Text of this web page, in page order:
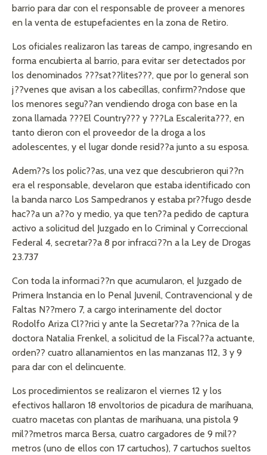
barrio para dar con el responsable de proveer a menores
en la venta de estupefacientes en la zona de Retiro.
Los oficiales realizaron las tareas de campo, ingresando en
forma encubierta al barrio, para evitar ser detectados por
los denominados ???sat??lites???, que por lo general son
j??venes que avisan a los cabecillas, confirm??ndose que
los menores segu??an vendiendo droga con base en la
zona llamada ???El Country??? y ???La Escalerita???, en
tanto dieron con el proveedor de la droga a los
adolescentes, y el lugar donde resid??a junto a su esposa.
Adem??s los polic??as, una vez que descubrieron qui??n
era el responsable, develaron que estaba identificado con
la banda narco Los Sampedranos y estaba pr??fugo desde
hac??a un a??o y medio, ya que ten??a pedido de captura
activo a solicitud del Juzgado en lo Criminal y Correccional
Federal 4, secretar??a 8 por infracci??n a la Ley de Drogas
23.737
Con toda la informaci??n que acumularon, el Juzgado de
Primera Instancia en lo Penal Juvenil, Contravencional y de
Faltas N??mero 7, a cargo interinamente del doctor
Rodolfo Ariza Cl??rici y ante la Secretar??a ??nica de la
doctora Natalia Frenkel, a solicitud de la Fiscal??a actuante,
orden?? cuatro allanamientos en las manzanas 112, 3 y 9
para dar con el delincuente.
Los procedimientos se realizaron el viernes 12 y los
efectivos hallaron 18 envoltorios de picadura de marihuana,
cuatro macetas con plantas de marihuana, una pistola 9
mil??metros marca Bersa, cuatro cargadores de 9 mil??
metros (uno de ellos con 17 cartuchos), 7 cartuchos sueltos